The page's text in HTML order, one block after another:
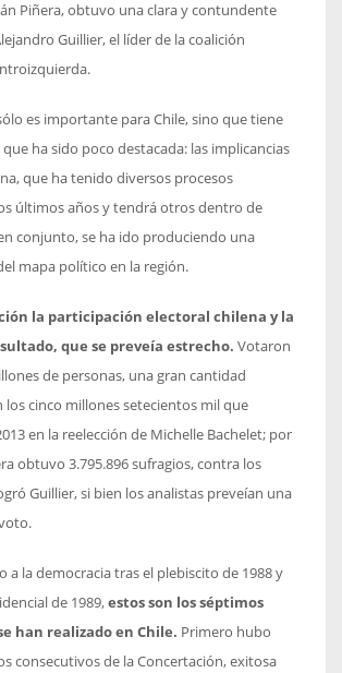
Piñera, obtuvo una clara y contundente
Guillier, el líder de la coalición
es importante para Chile, sino que tiene
ha sido poco destacada: las implicancias
que ha tenido diversos procesos
últimos años y tendrá otros dentro de
conjunto, se ha ido produciendo una
mapa político en la región.
la participación electoral chilena y la
que se preveía estrecho. Votaron
de personas, una gran cantidad
los cinco millones setecientos mil que
en la reelección de Michelle Bachelet; por
obtuvo 3.795.896 sufragios, contra los
Guillier, si bien los analistas preveían una
a la democracia tras el plebiscito de 1988 y
de 1989,estos son los séptimos
han realizado en Chile. Primero hubo
consecutivos de la Concertación, exitosa